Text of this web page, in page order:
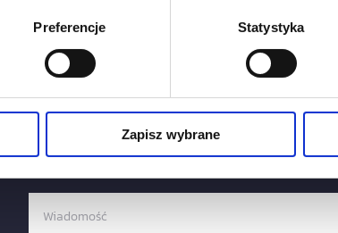
Preferencje Statystyka
Zapisz wybrane